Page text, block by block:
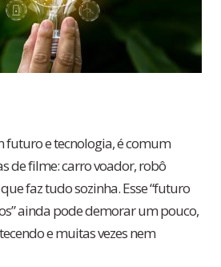
futuro e tecnologia, é comum
de filme: carro voador, robô
faz tudo sozinha. Esse “futuro
ainda pode demorar um pouco,
e muitas vezes nem